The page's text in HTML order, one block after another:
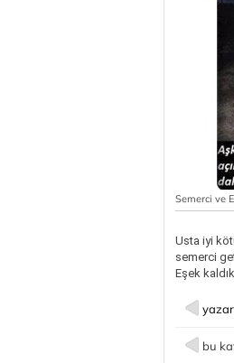
Semerci ve
Usta iyi
semerci
Eşek
bu